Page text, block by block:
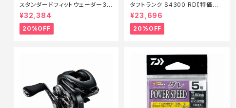
スタンダードフィットウェーダー3.
0FW−040X 黒 SB【特価装備】【2
0】
¥32,384
20%OFF
タフトランク S4300 RD【特価装
備】【20】
¥23,696
20%OFF